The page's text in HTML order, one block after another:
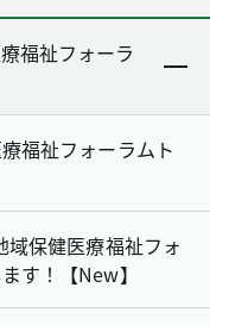
福祉フォーラ
福祉フォーラムト
保健医療福祉フォ
す！【New】